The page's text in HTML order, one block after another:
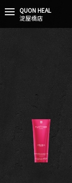
QUON HEAL
淀屋橋店
t
g